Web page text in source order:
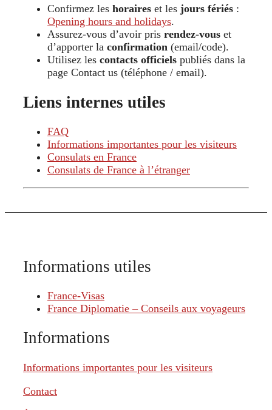
Confirmez les horaires et les jours fériés :
Opening hours and holidays.
Assurez-vous d’avoir pris rendez-vous et
d’apporter la confirmation (email/code).
Utilisez les contacts officiels publiés dans la
page Contact us (téléphone / email).
Liens internes utiles
FAQ
Informations importantes pour les visiteurs
Consulats en France
Consulats de France à l’étranger
Informations utiles
France-Visas
France Diplomatie – Conseils aux voyageurs
Informations
Informations importantes pour les visiteurs
Contact